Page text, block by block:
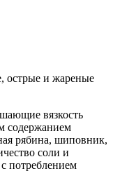
острые и жареные
вязкость
содержанием
рябина, шиповник,
соли и
потреблением